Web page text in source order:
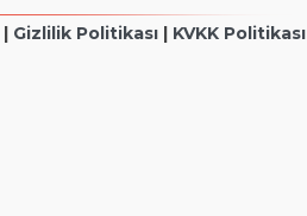
| Gizlilik Politikası | KVKK Politikası